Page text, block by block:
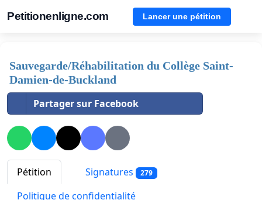
Petitionenligne.com Lancer une pétition
Sauvegarde/Réhabilitation du Collège Saint-
Damien-de-Buckland
Partager sur Facebook
Pétition Signatures 279
Politique de confidentialité